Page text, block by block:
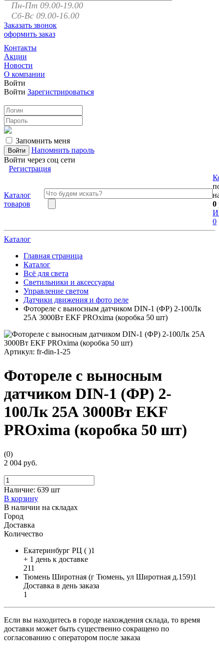
Пн-Пт 09.00-19.00
Сб-Вс 09.00-16.00
Заказать звонок
оформить заказ
Контакты
Акции
Новости
О компании
Войти
Войти Зарегистрироваться
Запомнить меня
Напомнить пароль
Войти через соц сети
Регистрация
Каталог
товаров
0
0
Каталог
Главная страница
Каталог
Всё для света
Светильники и аксессуары
Управление светом
Датчики движения и фото реле
Фотореле с выносным датчиком DIN-1 (ФР) 2-100Лк
25А 3000Вт EKF PROxima (коробка 50 шт)
Артикул: fr-din-1-25
Фотореле с выносным
датчиком DIN-1 (ФР) 2-
100Лк 25А 3000Вт EKF
PROxima (коробка 50 шт)
(0)
2 004 руб.
Наличие: 639 шт
В корзину
В наличии на складах
Город
Доставка
Количество
Екатеринбург РЦ ( )1
+ 1 день к доставке
211
Тюмень Широтная (г Тюмень, ул Широтная д.159)1
Доставка в день заказа
1
Если вы находитесь в городе нахождения склада, то время
доставки может быть существенно сокращено по
согласованию с оператором после заказа